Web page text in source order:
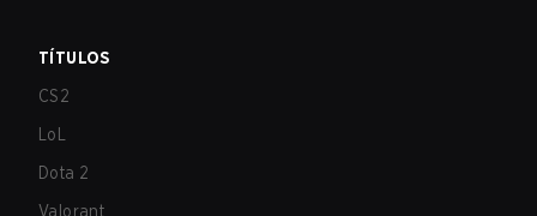
TÍTULOS
CS2
LoL
Dota 2
Valorant